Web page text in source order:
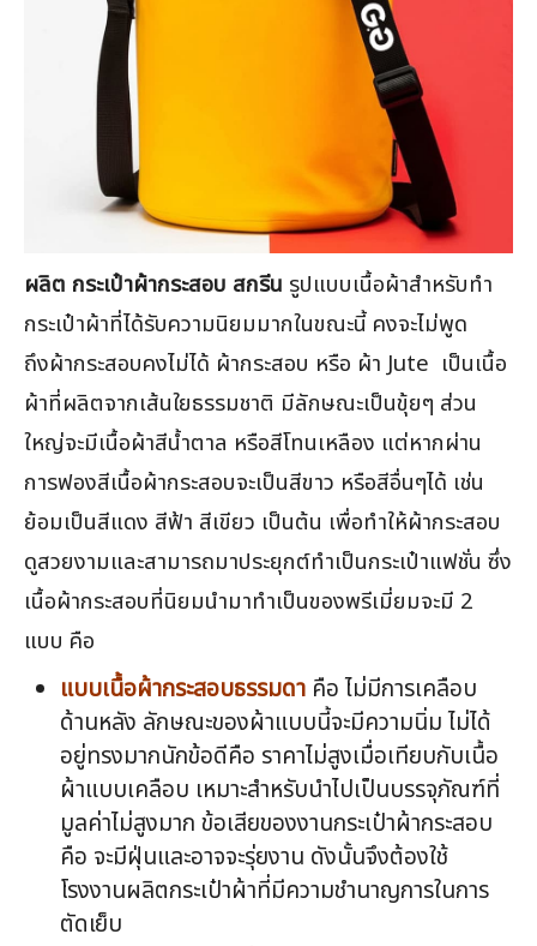
ผลิต กระเป๋าผ้ากระสอบ สกรีน รูปแบบเนื้อผ้าสำหรับทำ
กระเป๋าผ้าที่ได้รับความนิยมมากในขณะนี้ คงจะไม่พูด
ถึงผ้ากระสอบคงไม่ได้ ผ้ากระสอบ หรือ ผ้า Jute เป็นเนื้อ
ผ้าที่ผลิตจากเส้นใยธรรมชาติ มีลักษณะเป็นขุ้ยๆ ส่วน
ใหญ่จะมีเนื้อผ้าสีน้ำตาล หรือสีโทนเหลือง แต่หากผ่าน
การฟองสีเนื้อผ้ากระสอบจะเป็นสีขาว หรือสีอื่นๆได้ เช่น
ย้อมเป็นสีแดง สีฟ้า สีเขียว เป็นต้น เพื่อทำให้ผ้ากระสอบ
ดูสวยงามและสามารถมาประยุกต์ทำเป็นกระเป๋าแฟชั่น ซึ่ง
เนื้อผ้ากระสอบที่นิยมนำมาทำเป็นของพรีเมี่ยมจะมี 2
แบบ คือ
แบบเนื้อผ้ากระสอบธรรมดา คือ ไม่มีการเคลือบ
ด้านหลัง ลักษณะของผ้าแบบนี้จะมีความนิ่ม ไม่ได้
อยู่ทรงมากนักข้อดีคือ ราคาไม่สูงเมื่อเทียบกับเนื้อ
ผ้าแบบเคลือบ เหมาะสำหรับนำไปเป็นบรรจุภัณฑ์ที่
มูลค่าไม่สูงมาก ข้อเสียของงานกระเป๋าผ้ากระสอบ
คือ จะมีฝุ่นและอาจจะรุ่ยงาน ดังนั้นจึงต้องใช้
โรงงานผลิตกระเป๋าผ้าที่มีความชำนาญการในการ
ตัดเย็บ